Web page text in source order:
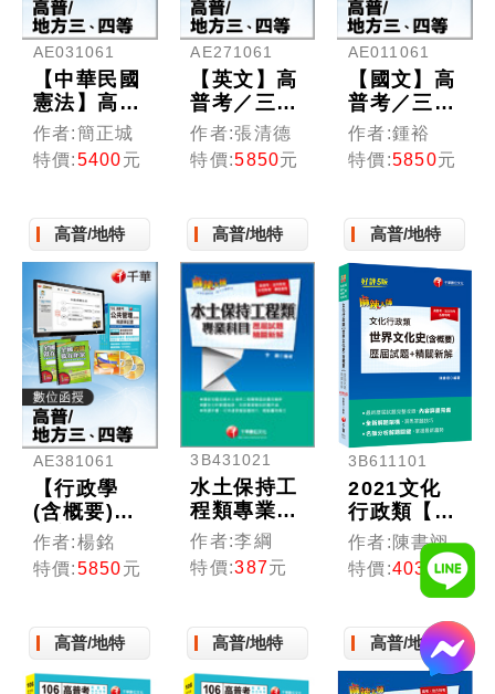
AE031061
【中華民國
憲法】高普
考／三四等
特考(光碟
版函授)
作者:簡正城
特價:5400元
AE271061
【英文】高
普考／三四
等特考(光
碟版函授)
作者:張清德
特價:5850元
AE011061
【國文】高
普考／三四
等特考 (光
碟版函授)
作者:鍾裕
特價:5850元
高普/地特
AE381061
【行政學
(含概要)】
高普考／三
四等特考
(光碟版函
作者:楊銘
特價:5850元
高普/地特
3B431021
水土保持工
程類專業科
目歷屆試題
精闢新解
作者:李綱
特價:387元
高普/地特
3B611101
2021文化
行政類【世
界文化史
(含概要)】
歷屆試題精
闢新解：全
新解題架構
［五版］
（高普考、
作者:陳書翊
特價:403 元
高普/地特 高普/地特 高普/地特